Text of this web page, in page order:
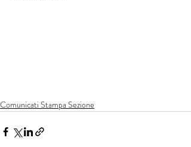
Comunicati Stampa Sezione